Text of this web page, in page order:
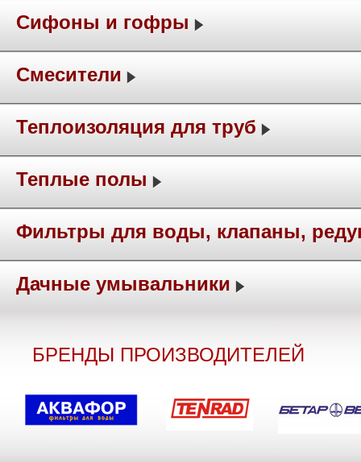
Сифоны и гофры
Смесители
Теплоизоляция для труб
Теплые полы
Фильтры для воды, клапаны,
Дачные умывальники
БРЕНДЫ ПРОИЗВОДИТЕЛЕЙ